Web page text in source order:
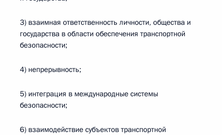
3) взаимная ответственность личности, общества и
государства в области обеспечения транспортной
безопасности;
4) непрерывность;
5) интеграция в международные системы
безопасности;
6) взаимодействие субъектов транспортной